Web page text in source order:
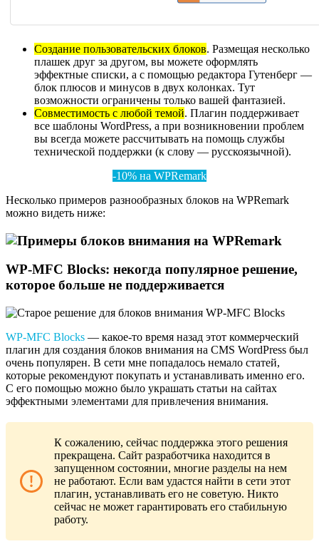
Создание пользовательских блоков. Размещая несколько
плашек друг за другом, вы можете оформлять
эффектные списки, а с помощью редактора Гутенберг —
блок плюсов и минусов в двух колонках. Тут
возможности ограничены только вашей фантазией.
Совместимость с любой темой. Плагин поддерживает
все шаблоны WordPress, а при возникновении проблем
вы всегда можете рассчитывать на помощь службы
технической поддержки (к слову — русскоязычной).
-10% на WPRemark
Несколько примеров разнообразных блоков на WPRemark
можно видеть ниже:
WP-MFC Blocks: некогда популярное решение,
которое больше не поддерживается
WP-MFC Blocks — какое-то время назад этот коммерческий
плагин для создания блоков внимания на CMS WordPress был
очень популярен. В сети мне попадалось немало статей,
которые рекомендуют покупать и устанавливать именно его.
С его помощью можно было украшать статьи на сайтах
эффектными элементами для привлечения внимания.
К сожалению, сейчас поддержка этого решения
прекращена. Сайт разработчика находится в
запущенном состоянии, многие разделы на нем
не работают. Если вам удастся найти в сети этот
плагин, устанавливать его не советую. Никто
сейчас не может гарантировать его стабильную
работу.